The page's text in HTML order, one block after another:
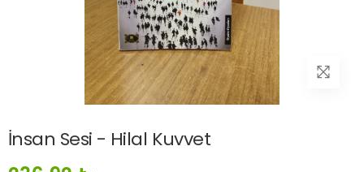
İnsan Sesi - Hilal Kuvvet